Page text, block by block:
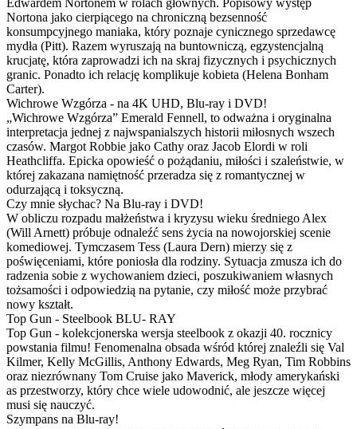
Edwardem Nortonem w rolach głównych. Popisowy występ
Nortona jako cierpiącego na chroniczną bezsenność
konsumpcyjnego maniaka, który poznaje cynicznego sprzedawcę
mydła (Pitt). Razem wyruszają na buntowniczą, egzystencjalną
krucjatę, która zaprowadzi ich na skraj fizycznych i psychicznych
granic. Ponadto ich relację komplikuje kobieta (Helena Bonham
Carter).
Wichrowe Wzgórza - na 4K UHD, Blu-ray i DVD!
„Wichrowe Wzgórza” Emerald Fennell, to odważna i oryginalna
interpretacja jednej z najwspanialszych historii miłosnych wszech
czasów. Margot Robbie jako Cathy oraz Jacob Elordi w roli
Heathcliffa. Epicka opowieść o pożądaniu, miłości i szaleństwie, w
której zakazana namiętność przeradza się z romantycznej w
odurzającą i toksyczną.
Czy mnie słychac? Na Blu-ray i DVD!
W obliczu rozpadu małżeństwa i kryzysu wieku średniego Alex
(Will Arnett) próbuje odnaleźć sens życia na nowojorskiej scenie
komediowej. Tymczasem Tess (Laura Dern) mierzy się z
poświęceniami, które poniosła dla rodziny. Sytuacja zmusza ich do
radzenia sobie z wychowaniem dzieci, poszukiwaniem własnych
tożsamości i odpowiedzią na pytanie, czy miłość może przybrać
nowy kształt.
Top Gun - Steelbook BLU- RAY
Top Gun - kolekcjonerska wersja steelbook z okazji 40. rocznicy
powstania filmu! Fenomenalna obsada wśród której znaleźli się Val
Kilmer, Kelly McGillis, Anthony Edwards, Meg Ryan, Tim Robbins
oraz niezrównany Tom Cruise jako Maverick, młody amerykański
as przestworzy, który chce wiele udowodnić, ale jeszcze więcej
musi się nauczyć.
Szympans na Blu-ray!